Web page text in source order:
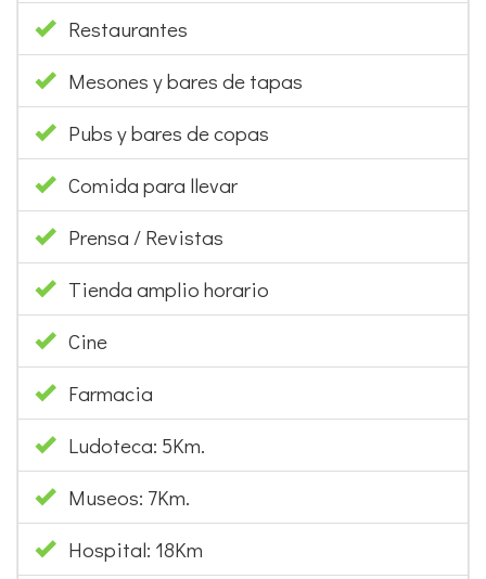
Restaurantes
Mesones y bares de tapas
Pubs y bares de copas
Comida para llevar
Prensa / Revistas
Tienda amplio horario
Cine
Farmacia
Ludoteca: 5Km.
Museos: 7Km.
Hospital: 18Km